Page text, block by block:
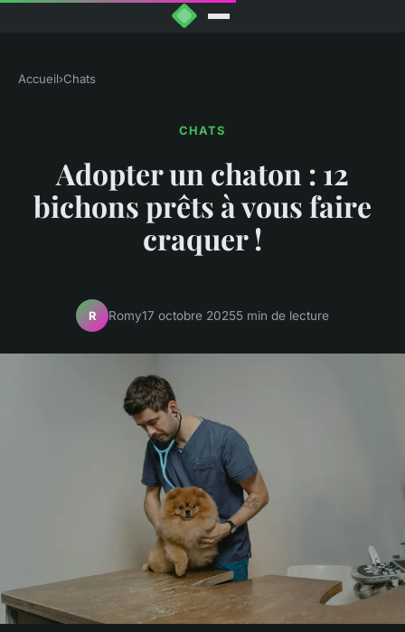
Accueil›Chats
CHATS
Adopter un chaton : 12
bichons prêts à vous faire
craquer !
R Romy17 octobre 20255 min de lecture